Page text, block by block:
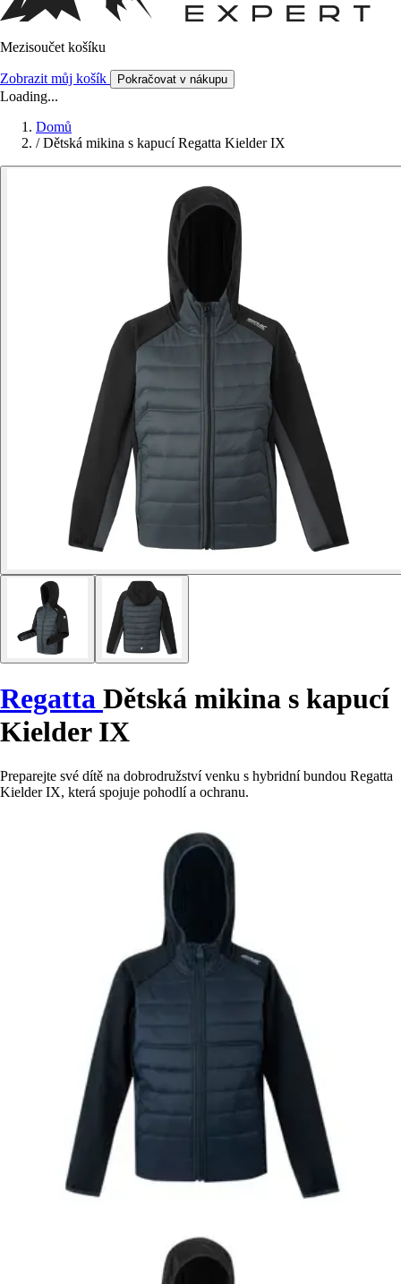
Mezisoučet košíku
Zobrazit můj košík Pokračovat v nákupu
Loading...
Domů
/ Dětská mikina s kapucí Regatta Kielder IX
Regatta Dětská mikina s kapucí
Kielder IX
Preparejte své dítě na dobrodružství venku s hybridní bundou Regatta
Kielder IX, která spojuje pohodlí a ochranu.